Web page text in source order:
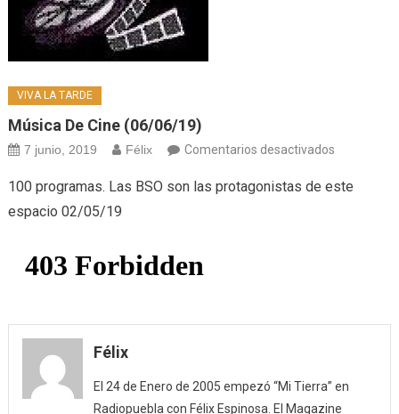
VIVA LA TARDE
Música De Cine (06/06/19)
7 junio, 2019 Félix Comentarios desactivadosen
de
100 programas. Las BSO son las protagonistas de este
espacio 02/05/19
Félix
El 24 de Enero de 2005 empezó “Mi Tierra” en
Radiopuebla con Félix Espinosa. El Magazine